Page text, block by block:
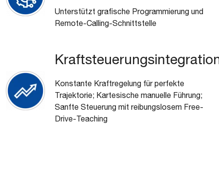
Unterstützt grafische Programmierung und
Remote-Calling-Schnittstelle
Konstante Kraftregelung für perfekte
Trajektorie; Kartesische manuelle Führung;
Sanfte Steuerung mit reibungslosem Free-
Drive-Teaching